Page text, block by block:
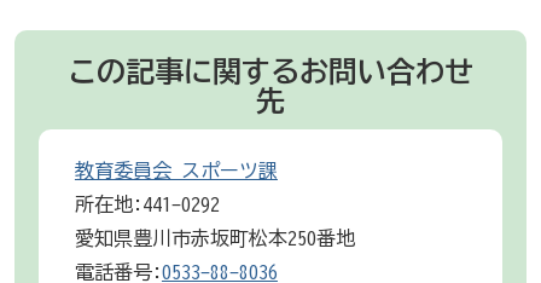
この記事に関するお問い合わせ
先
教育委員会 スポーツ課
所在地:441-0292
愛知県豊川市赤坂町松本250番地
電話番号:0533-88-8036